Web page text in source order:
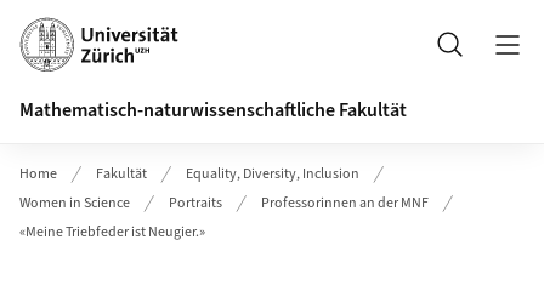
Header
Suche
Mathematisch-naturwissenschaftliche Fakultät
Home Fakultät
Equality, Diversity, Inclusion
Women in Science
Portraits
Professorinnen an der MNF
«Meine Triebfeder ist Neugier.»